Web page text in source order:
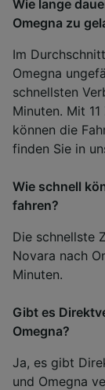
Wie lange
Omegna zu
Im
Omegna
schnellsten
Minuten. Mit
können die
finden Sie in
Wie schnell
fahren?
Die schnellste
Novara nach
Minuten.
Gibt es
Omegna?
Ja, es gibt
und Omegna